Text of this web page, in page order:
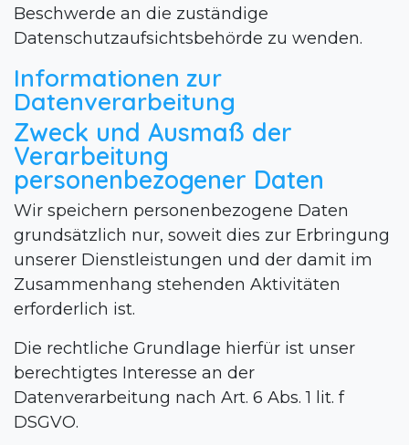
Beschwerde an die zuständige
Datenschutzaufsichtsbehörde zu wenden.
Informationen zur
Datenverarbeitung
Zweck und Ausmaß der
Verarbeitung
personenbezogener Daten
Wir speichern personenbezogene Daten
grundsätzlich nur, soweit dies zur Erbringung
unserer Dienstleistungen und der damit im
Zusammenhang stehenden Aktivitäten
erforderlich ist.
Die rechtliche Grundlage hierfür ist unser
berechtigtes Interesse an der
Datenverarbeitung nach Art. 6 Abs. 1 lit. f
DSGVO.